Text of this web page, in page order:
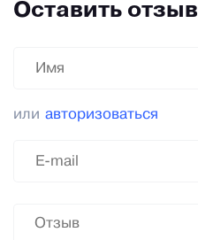
Оставить отзыв
или авторизоваться